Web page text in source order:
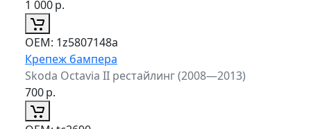
1 000р.
ОЕМ: 1z5807148a
Крепеж бампера
Skoda Octavia II рестайлинг (2008—2013)
700р.